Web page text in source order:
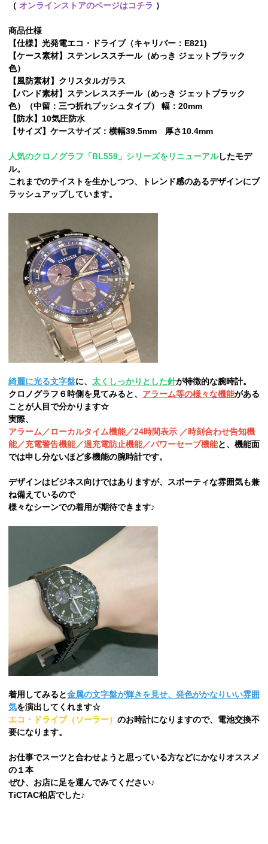
（ オンラインストアのページはコチラ ）
商品仕様
【仕様】光発電エコ・ドライブ（キャリバー：E821)
【ケース素材】ステンレススチール（めっき ジェットブラック
色）
【風防素材】クリスタルガラス
【バンド素材】ステンレススチール（めっき ジェットブラック
色）（中留：三つ折れプッシュタイプ） 幅：20mm
【防水】10気圧防水
【サイズ】ケースサイズ：横幅39.5mm 厚さ10.4mm
人気のクロノグラフ「BL559」シリーズをリニューアルしたモデ
ル。
これまでのテイストを生かしつつ、トレンド感のあるデザインにブ
ラッシュアップしています。
綺麗に光る文字盤に、 太くしっかりとした針が特徴的な腕時計。
クロノグラフ６時側を見てみると、 アラーム等の様々な機能がある
ことが人目で分かります☆
実際、
アラーム／ローカルタイム機能／24時間表示 ／時刻合わせ告知機
能／充電警告機能／過充電防止機能／パワーセーブ機能と、機能面
では申し分ないほど多機能の腕時計です。
デザインはビジネス向けではありますが、スポーティな雰囲気も兼
ね備えているので
様々なシーンでの着用が期待できます♪
着用してみると金属の文字盤が輝きを見せ、発色がかなりいい雰囲
気を演出してくれます☆
エコ・ドライブ（ソーラー） のお時計になりますので、電池交換不
要になります。
お仕事でスーツと合わせようと思っている方などにかなりオススメ
の１本
ぜひ、お店に足を運んでみてください♪
TiCTAC柏店でした♪